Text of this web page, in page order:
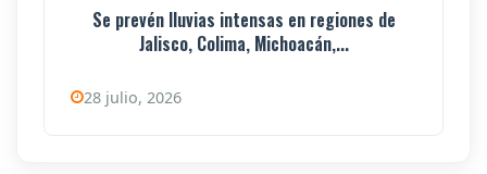
Se prevén lluvias intensas en regiones de
Jalisco, Colima, Michoacán,...
28 julio, 2026